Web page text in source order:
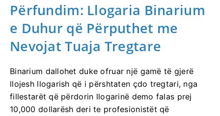
Përfundim: Llogaria Binarium
e Duhur që Përputhet me
Nevojat Tuaja Tregtare
Binarium dallohet duke ofruar një gamë të gjerë
llojesh llogarish që i përshtaten çdo tregtari, nga
fillestarët që përdorin llogarinë demo falas prej
10,000 dollarësh deri te profesionistët që